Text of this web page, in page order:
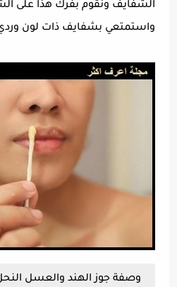
الشفايف ونقوم بفرك هذا على
واستمتعي بشفايف ذات لون
وصفة جوز الهند والعسل